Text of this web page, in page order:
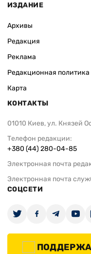
ИЗДАНИЕ
Архивы
Редакция
Реклама
Редакционная политика
Карта
КОНТАКТЫ
01010 Киев, ул. Князей
Телефон редакции:
+380 (44) 280-04-85
Электронная почта
Электронная почта
СОЦСЕТИ